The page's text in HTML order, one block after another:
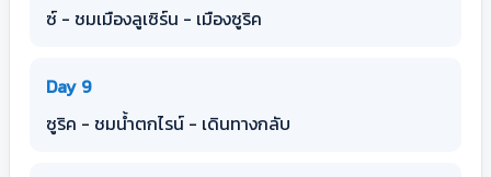
ซ์ - ชมเมืองลูเซิร์น - เมืองซูริค
Day 9
ซูริค - ชมน้ำตกไรน์ - เดินทางกลับ